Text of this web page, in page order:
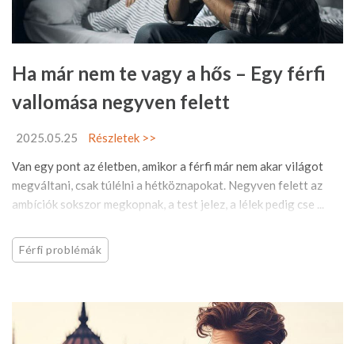
Ha már nem te vagy a hős – Egy férfi
vallomása negyven felett
2025.05.25
Részletek >>
Van egy pont az életben, amikor a férfi már nem akar világot
megváltani, csak túlélni a hétköznapokat. Negyven felett az
ambíciók sokszor megkopnak, a test jelez, a lélek pedig cse ...
Férfi problémák